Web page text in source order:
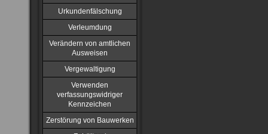
Urkundenfälschung
Verleumdung
Verändern von amtlichen
Ausweisen
Vergewaltigung
Verwenden
verfassungswidriger
Kennzeichen
Zerstörung von Bauwerken